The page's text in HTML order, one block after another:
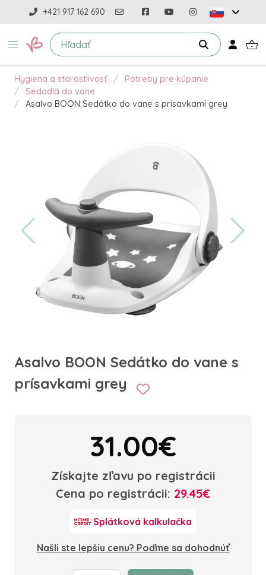
+421 917 162 690
Hygiena a starostlivosť
Potreby pre kúpanie
Sedadlá do vane
Asalvo BOON Sedátko do vane s prísavkami grey
Asalvo BOON Sedátko do vane s
prísavkami grey
31.00€
Získajte zľavu po registrácii
Cena po registrácii: 29.45€
Splátková kalkulačka
Našli ste lepšiu cenu? Poďme sa dohodnúť